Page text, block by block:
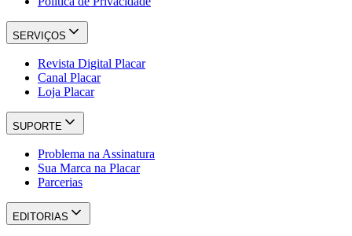
SERVIÇOS
Revista Digital Placar
Canal Placar
Loja Placar
SUPORTE
Problema na Assinatura
Sua Marca na Placar
Parcerias
EDITORIAS